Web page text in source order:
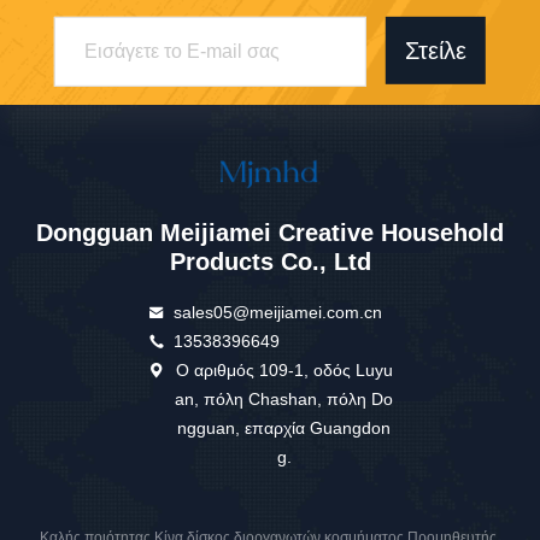
Στείλε
Dongguan Meijiamei Creative Household
Products Co., Ltd
sales05@meijiamei.com.cn
13538396649
Ο αριθμός 109-1, οδός Luyu
an, πόλη Chashan, πόλη Do
ngguan, επαρχία Guangdon
g.